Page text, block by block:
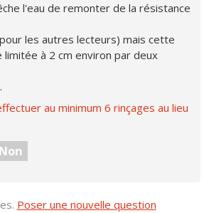
l'eau de remonter de la résistance
les autres lecteurs) mais cette
à 2 cm environ par deux
au minimum 6 rinçages au lieu
Non
Poser une nouvelle question